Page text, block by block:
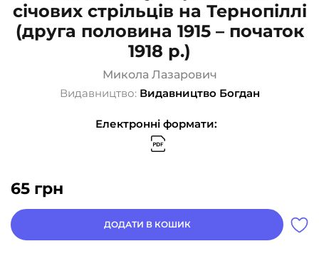
січових стрільців на Тернопіллі
(друга половина 1915 – початок
1918 р.)
Микола Лазарович
Видавництво: Видавництво Богдан
Електронні формати:
65 грн
ДОДАТИ В КОШИК